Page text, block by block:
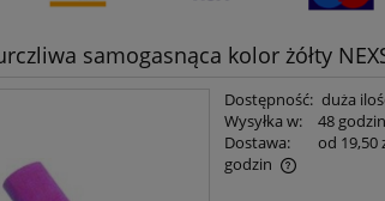
samogasnąca kolor żółty
Dostępność: duża
Wysyłka w:
48 godzin
Dostawa:
od 19,50
godzin